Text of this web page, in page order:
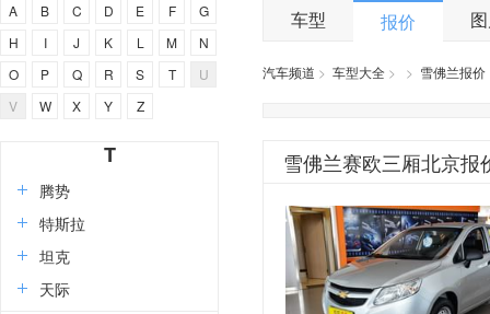
A B C D E F
G
H
I J K L M
N
O
P Q R S T
U
V
W X Y Z
思皓
上喆
沙龙汽车
斯威
T
腾势
特斯拉
坦克
天际
车型 报价
汽车频道 > 车型大全 > > 雪佛兰报价
雪佛兰赛欧三厢北京报